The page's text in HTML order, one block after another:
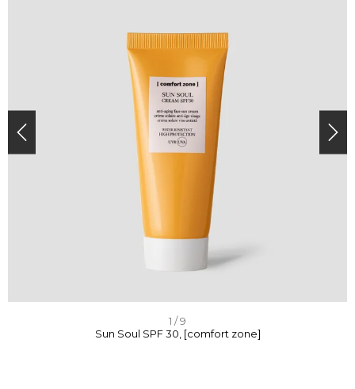
1 / 9
Sun Soul SPF 30, [comfort zone]